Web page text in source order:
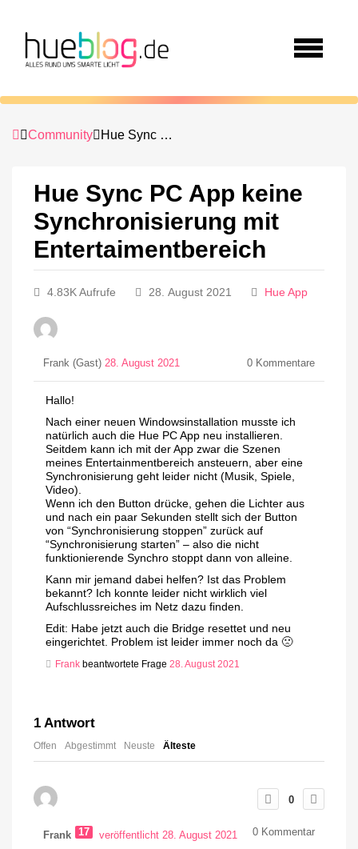
Community Hue Sync PC App keine Synchronisierung mit Entertaimentbereich
Hue Sync PC App keine
Synchronisierung mit
Entertaimentbereich
4.83K Aufrufe 28. August 2021 Hue App
Frank (Gast) 28. August 2021 0 Kommentare
Hallo!
Nach einer neuen Windowsinstallation musste ich
natürlich auch die Hue PC App neu installieren.
Seitdem kann ich mit der App zwar die Szenen
meines Entertainmentbereich ansteuern, aber eine
Synchronisierung geht leider nicht (Musik, Spiele,
Video).
Wenn ich den Button drücke, gehen die Lichter aus
und nach ein paar Sekunden stellt sich der Button
von “Synchronisierung stoppen” zurück auf
“Synchronisierung starten” – also die nicht
funktionierende Synchro stoppt dann von alleine.
Kann mir jemand dabei helfen? Ist das Problem
bekannt? Ich konnte leider nicht wirklich viel
Aufschlussreiches im Netz dazu finden.
Edit: Habe jetzt auch die Bridge resettet und neu
eingerichtet. Problem ist leider immer noch da 🙁
Frank beantwortete Frage 28. August 2021
1 Antwort
Offen Abgestimmt Neuste Älteste
0
Frank 17 veröffentlicht 28. August 2021 0 Kommentar